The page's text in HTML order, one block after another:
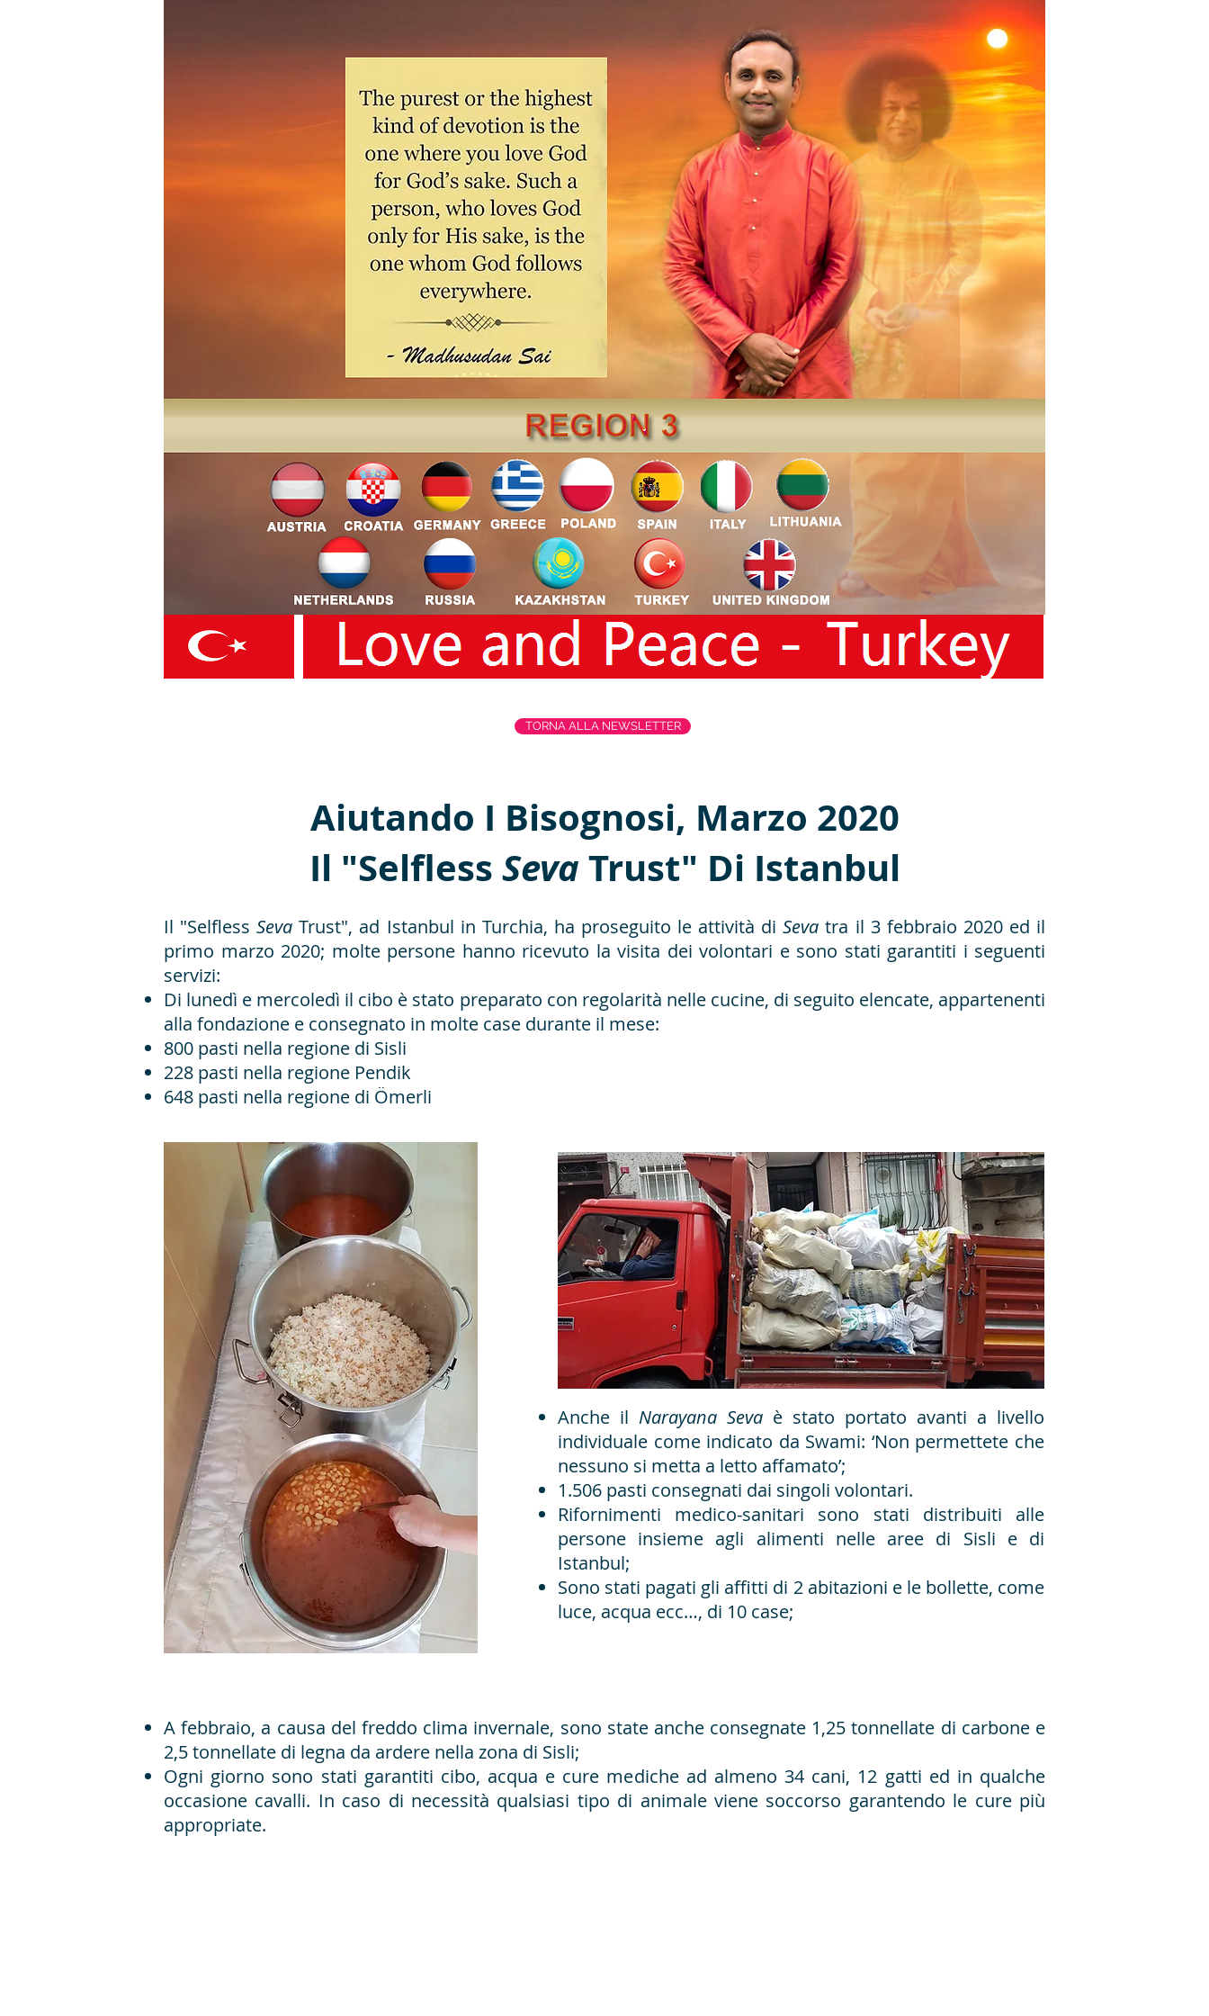
TORNA ALLA NEWSLETTER
Aiutando I Bisognosi, Marzo 2020
Il "SelflessSevaTrust" Di Istanbul
Il "SelflessSevaTrust", ad Istanbul in Turchia, ha proseguito le attività diSevatra il 3 febbraio 2020 ed il
primo marzo 2020; molte persone hanno ricevuto la visita dei volontari e sono stati garantiti i seguenti
servizi:
Di lunedì e mercoledì il cibo è stato preparato con regolarità nelle cucine, di seguito elencate, appartenenti
alla fondazione e consegnato in molte case durante il mese:
800 pasti nella regione di Sisli
228 pasti nella regione Pendik
648 pasti nella regione di Ömerli
Anche il Narayana Seva è stato portato avanti a livello
individuale come indicato da Swami: ‘Non permettete che
nessuno si metta a letto affamato’;
1.506 pasti consegnati dai singoli volontari.
Rifornimenti medico-sanitari sono stati distribuiti alle
persone insieme agli alimenti nelle aree di Sisli e di
Istanbul;
Sono stati pagati gli affitti di 2 abitazioni e le bollette, come
luce, acqua ecc…, di 10 case;
A febbraio, a causa del freddo clima invernale, sono state anche consegnate 1,25 tonnellate di carbone e
2,5 tonnellate di legna da ardere nella zona di Sisli;
Ogni giorno sono stati garantiti cibo, acqua e cure mediche ad almeno 34 cani, 12 gatti ed in qualche
occasione cavalli. In caso di necessità qualsiasi tipo di animale viene soccorso garantendo le cure più
appropriate.